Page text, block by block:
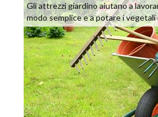
Gli attrezzi giardino aiutano a
modo semplice e a potare i vegetali